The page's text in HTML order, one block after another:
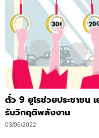
ตั๋ว 9 ยูโรช่วยประชาชน
รับวิกฤติพลังงาน
03/06/2022